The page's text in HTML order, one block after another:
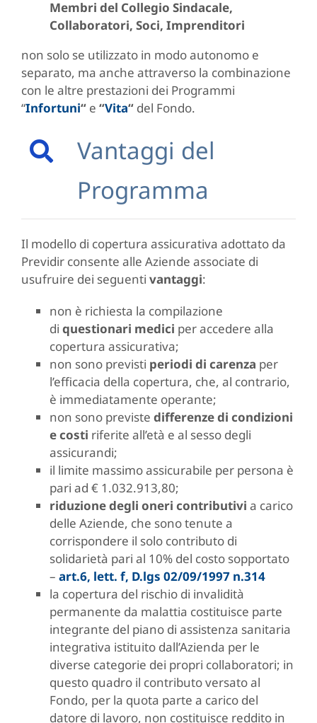
Membri del Collegio Sindacale,
Collaboratori, Soci, Imprenditori
non solo se utilizzato in modo autonomo e
separato, ma anche attraverso la combinazione
con le altre prestazioni dei Programmi
“Infortuni“ e “Vita“ del Fondo.
Vantaggi del
Programma
Il modello di copertura assicurativa adottato da
Previdir consente alle Aziende associate di
usufruire dei seguenti vantaggi:
non è richiesta la compilazione
di questionari medici per accedere alla
copertura assicurativa;
non sono previsti periodi di carenza per
l’efficacia della copertura, che, al contrario,
è immediatamente operante;
non sono previste differenze di condizioni
e costi riferite all’età e al sesso degli
assicurandi;
il limite massimo assicurabile per persona è
pari ad € 1.032.913,80;
riduzione degli oneri contributivi a carico
delle Aziende, che sono tenute a
corrispondere il solo contributo di
solidarietà pari al 10% del costo sopportato
– art.6, lett. f, D.lgs 02/09/1997 n.314
la copertura del rischio di invalidità
permanente da malattia costituisce parte
integrante del piano di assistenza sanitaria
integrativa istituito dall’Azienda per le
diverse categorie dei propri collaboratori; in
questo quadro il contributo versato al
Fondo, per la quota parte a carico del
datore di lavoro, non costituisce reddito in